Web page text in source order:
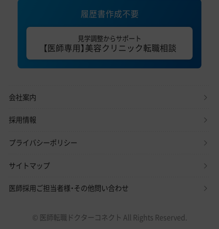
履歴書作成不要
見学調整からサポート
【医師専用】美容クリニック転職相談
会社案内
採用情報
プライバシーポリシー
サイトマップ
医師採用ご担当者様・その他問い合わせ
© 医師転職ドクターコネクト All Rights Reserved.